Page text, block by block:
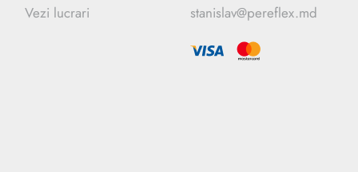
Vezi lucrari
stanislav@pereflex.md